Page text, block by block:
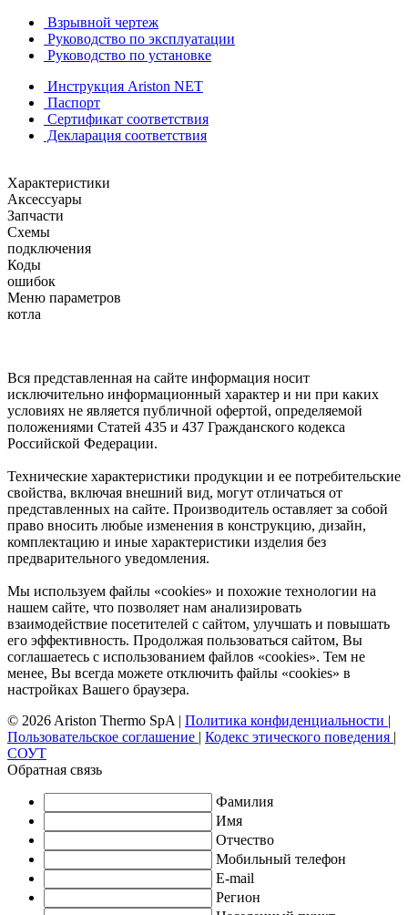
Взрывной чертеж
Руководство по эксплуатации
Руководство по установке
Инструкция Ariston NET
Паспорт
Сертификат соответствия
Декларация соответствия
Характеристики
Аксессуары
Запчасти
Схемы
подключения
Коды
ошибок
Меню параметров
котла
Вся представленная на сайте информация носит
исключительно информационный характер и ни при каких
условиях не является публичной офертой, определяемой
положениями Статей 435 и 437 Гражданского кодекса
Российской Федерации.
Технические характеристики продукции и ее потребительские
свойства, включая внешний вид, могут отличаться от
представленных на сайте. Производитель оставляет за собой
право вносить любые изменения в конструкцию, дизайн,
комплектацию и иные характеристики изделия без
предварительного уведомления.
Мы используем файлы «cookies» и похожие технологии на
нашем сайте, что позволяет нам анализировать
взаимодействие посетителей с сайтом, улучшать и повышать
его эффективность. Продолжая пользоваться сайтом, Вы
соглашаетесь с использованием файлов «cookies». Тем не
менее, Вы всегда можете отключить файлы «cookies» в
настройках Вашего браузера.
© 2026 Ariston Thermo SpA | Политика конфиденциальности |
Пользовательское соглашение | Кодекс этического поведения |
СОУТ
Обратная связь
Фамилия
Имя
Отчество
Мобильный телефон
E-mail
Регион